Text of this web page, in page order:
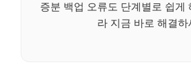
증분 백업 오류도 단계별로 쉽게
라 지금 바로 해결하